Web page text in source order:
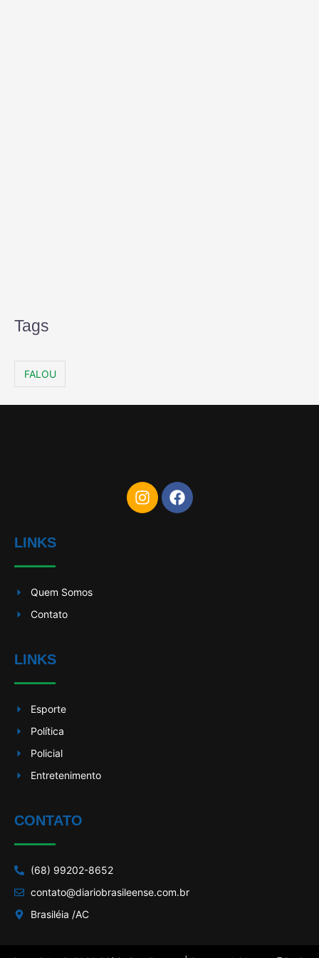
Tags
FALOU
LINKS
Quem Somos
Contato
LINKS
Esporte
Política
Policial
Entretenimento
CONTATO
(68) 99202-8652
contato@diariobrasileense.com.br
Brasiléia /AC